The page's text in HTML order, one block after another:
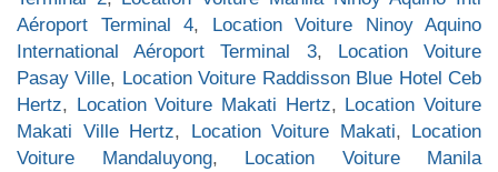
Aéroport Terminal 4, Location Voiture Ninoy Aquino
International Aéroport Terminal 3, Location Voiture
Pasay Ville, Location Voiture Raddisson Blue Hotel Ceb
Hertz, Location Voiture Makati Hertz, Location Voiture
Makati Ville Hertz, Location Voiture Makati, Location
Voiture Mandaluyong, Location Voiture Manila